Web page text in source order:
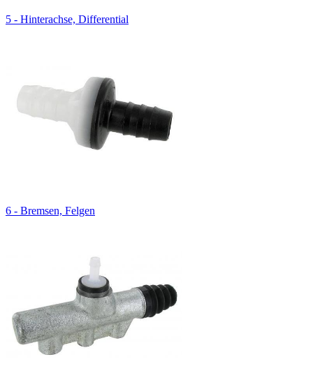
5 - Hinterachse, Differential
6 - Bremsen, Felgen